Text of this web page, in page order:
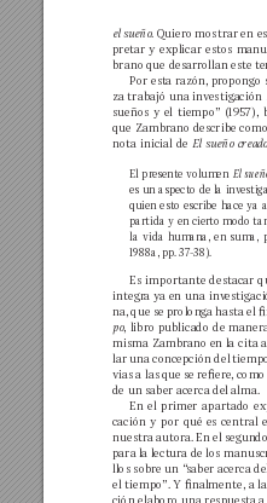
el sueño. Quiero mostrar en
pretar y explicar estos
brano que desarrollan este
Por esta razón, propongo
za trabajó una investigación
sueños y el tiempo” (1957),
que Zambrano describe
nota inicial de El sueño
El presente volumen El
es un aspecto de la inv
quien esto escribe hace ya
partida y en cierto modo
la vida humana, en suma,
1988a, pp. 37-38).
Es importante destacar
integra ya en una inv
na, que se prolonga hasta el
po, libro publicado de
misma Zambrano en la cita
lar una concepción del
vias a las que se reere,
de un saber acerca del alma.
En el primer apartado
cación y por qué es central
nuestra autora. En el
para la lectura de los
llos sobre un “saber acerca
el tiempo”. Y nalmente, a